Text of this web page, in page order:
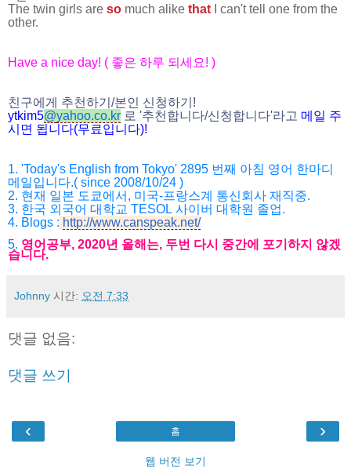
The twin girls are so much alike that I can't tell one from the
other.
Have a nice day! ( 좋은 하루 되세요! )
친구에게 추천하기 /본인 신청하기 !
ytkim5@yahoo.co.kr 로 '추천합니다/신청합니다'라고 메일 주
시면 됩니다(무료입니다)!
1. 'Today's English from Tokyo' 2895 번째 아침 영어 한마디
메일입니다.( since 2008/10/24 )
2. 현재 일본 도쿄에서 , 미국-프랑스계 통신회사 재직중.
3. 한국 외국어 대학교 TESOL 사이버 대학원 졸업.
4. Blogs : http://www.canspeak.net/
5. 영어공부, 2020년 올해는, 두번 다시 중간에 포기하지 않겠
습니다.
Johnny 시간: 오전 7:33
댓글 없음:
댓글 쓰기
‹ ›
홈
웹 버전 보기